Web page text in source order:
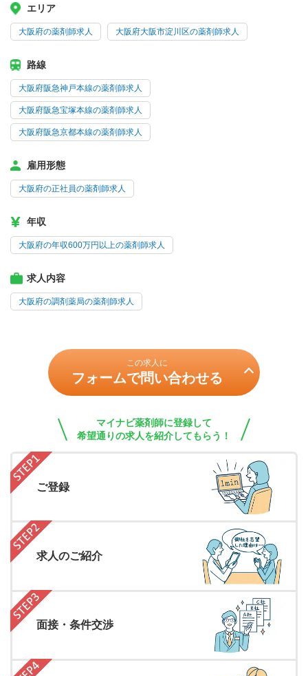
エリア
大阪府の薬剤師求人 大阪府大阪市淀川区の薬剤師求人
路線
大阪府阪急神戸本線の薬剤師求人
大阪府阪急宝塚本線の薬剤師求人
大阪府阪急京都本線の薬剤師求人
雇用形態
大阪府の正社員の薬剤師求人
年収
大阪府の年収600万円以上の薬剤師求人
求人内容
大阪府の調剤薬局の薬剤師求人
この求人に
フォームで問い合わせる
マイナビ薬剤師に登録して
希望通りの求人を紹介してもらう！
ご登録
求人のご紹介
面接・条件交渉